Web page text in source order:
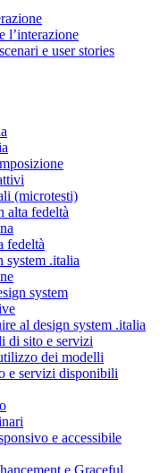
l’interazione
e user stories
(microtesti)
alta fedeltà
fedeltà
system .italia
system
al design system .italia
di sito e servizi
dei modelli
e servizi disponibili
e accessibile
e Graceful